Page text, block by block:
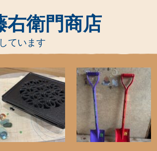
右衛門商店
ています